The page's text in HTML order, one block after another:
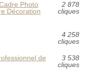
Photo
Décoration
2 878
cliques
4 258
cliques
de
3 538
cliques